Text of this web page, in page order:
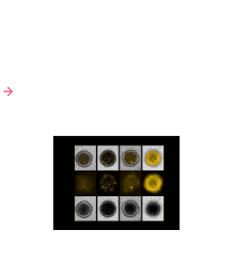
Labor Schick
Genetics and
Cellular
Engineering